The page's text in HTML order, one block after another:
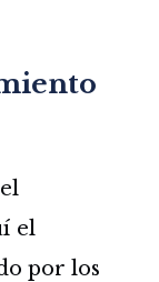
el
por los